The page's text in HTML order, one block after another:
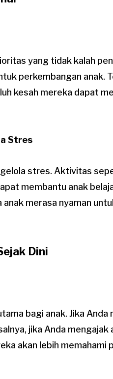
yang tidak kalah
perkembangan anak.
kesah mereka dapat
Stres
stres. Aktivitas
membantu anak
merasa nyaman
Dini
bagi anak. Jika Anda
jika Anda mengajak
akan lebih memahami